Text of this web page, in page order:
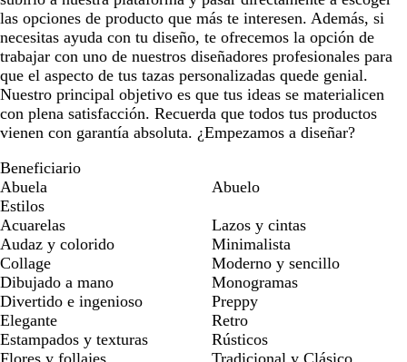
las opciones de producto que más te interesen. Además, si
necesitas ayuda con tu diseño, te ofrecemos la opción de
trabajar con uno de nuestros diseñadores profesionales para
que el aspecto de tus tazas personalizadas quede genial.
Nuestro principal objetivo es que tus ideas se materialicen
con plena satisfacción. Recuerda que todos tus productos
vienen con garantía absoluta. ¿Empezamos a diseñar?
Beneficiario
Abuela
Abuelo
Estilos
Acuarelas
Audaz y colorido
Collage
Dibujado a mano
Divertido e ingenioso
Elegante
Estampados y texturas
Flores y follajes
Lazos y cintas
Minimalista
Moderno y sencillo
Monogramas
Preppy
Retro
Rústicos
Tradicional y Clásico